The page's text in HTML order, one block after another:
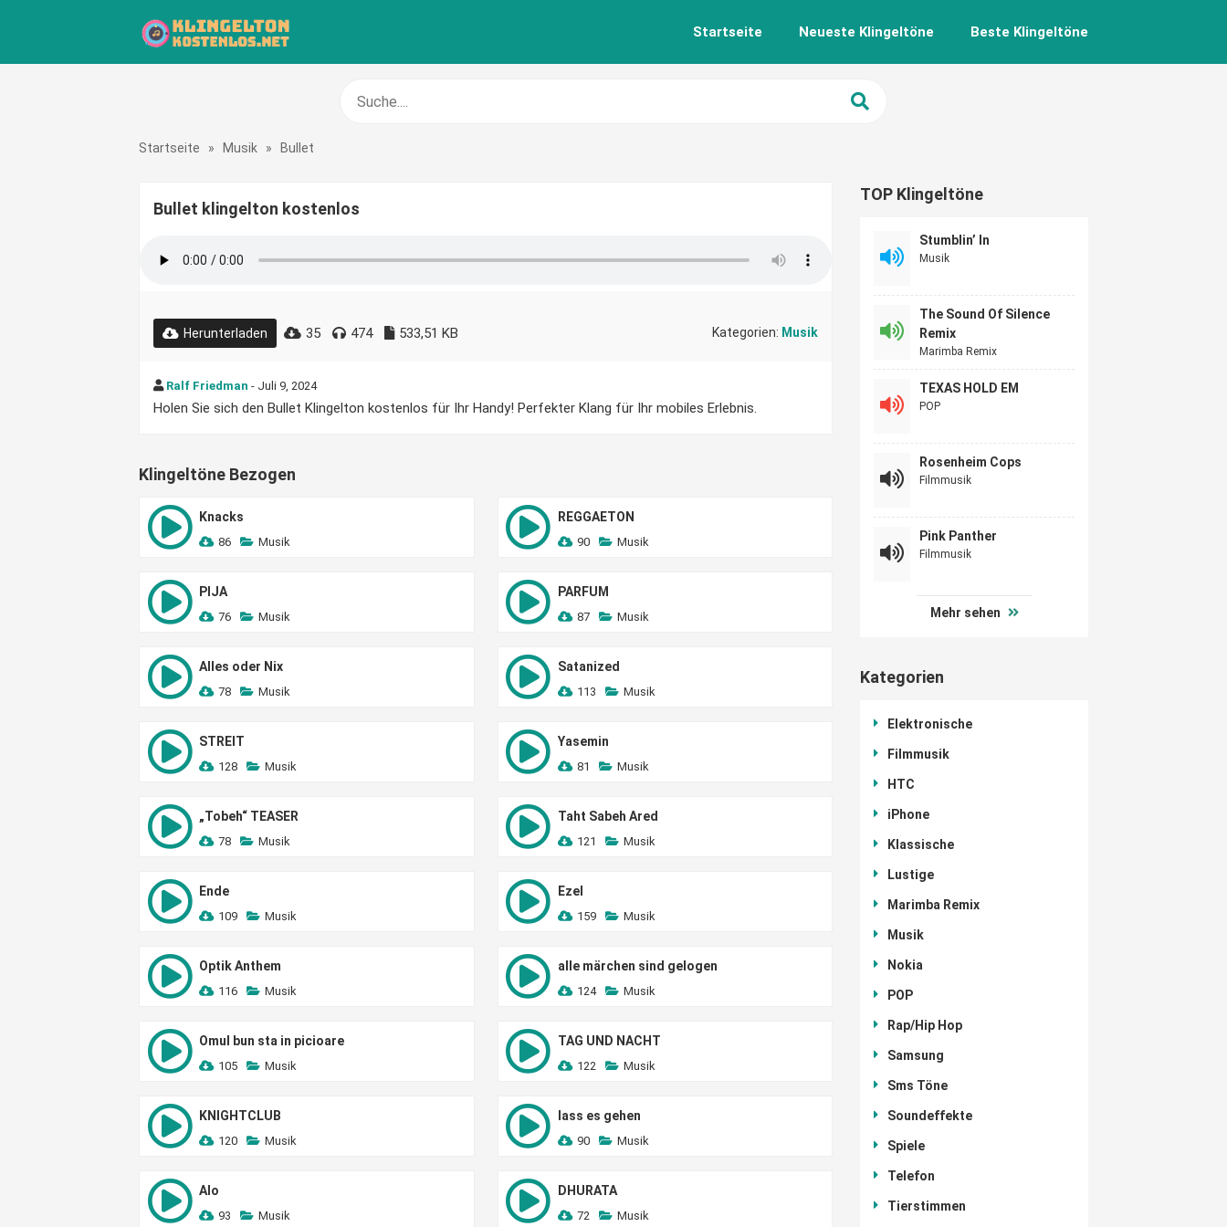
Startseite Neueste Klingeltöne Beste Klingeltöne
Startseite » Musik » Bullet
Bullet klingelton kostenlos
Herunterladen 35 474 533,51 KB Kategorien: Musik
Ralf Friedman - Juli 9, 2024
Holen Sie sich den Bullet Klingelton kostenlos für Ihr Handy! Perfekter Klang für Ihr mobiles Erlebnis.
Klingeltöne Bezogen
Knacks
86 Musik
REGGAETON
90 Musik
PIJA
76 Musik
PARFUM
87 Musik
Alles oder Nix
78 Musik
Satanized
113 Musik
STREIT
128 Musik
Yasemin
81 Musik
„Tobeh“ TEASER
78 Musik
Taht Sabeh Ared
121 Musik
Ende
109 Musik
Ezel
159 Musik
Optik Anthem
116 Musik
alle märchen sind gelogen
124 Musik
Omul bun sta in picioare
105 Musik
TAG UND NACHT
122 Musik
KNIGHTCLUB
120 Musik
lass es gehen
90 Musik
Alo
93 Musik
DHURATA
72 Musik
TOP Klingeltöne
Stumblin’ In
Musik
The Sound Of Silence
Remix
Marimba Remix
TEXAS HOLD EM
POP
Rosenheim Cops
Filmmusik
Pink Panther
Filmmusik
Mehr sehen
Kategorien
Elektronische
Filmmusik
HTC
iPhone
Klassische
Lustige
Marimba Remix
Musik
Nokia
POP
Rap/Hip Hop
Samsung
Sms Töne
Soundeffekte
Spiele
Telefon
Tierstimmen